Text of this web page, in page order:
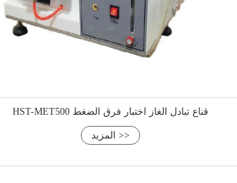
HST-MET500 قناع تبادل الغاز اختبار فرق الضغط
المزيد >>